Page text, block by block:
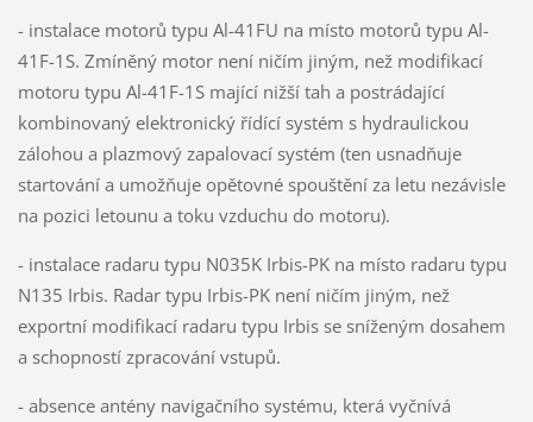
- instalace motorů typu Al-41FU na místo motorů typu Al-
41F-1S. Zmíněný motor není ničím jiným, než modifikací
motoru typu Al-41F-1S mající nižší tah a postrádající
kombinovaný elektronický řídící systém s hydraulickou
zálohou a plazmový zapalovací systém (ten usnadňuje
startování a umožňuje opětovné spouštění za letu nezávisle
na pozici letounu a toku vzduchu do motoru).
- instalace radaru typu N035K Irbis-PK na místo radaru typu
N135 Irbis. Radar typu Irbis-PK není ničím jiným, než
exportní modifikací radaru typu Irbis se sníženým dosahem
a schopností zpracování vstupů.
- absence antény navigačního systému, která vyčnívá